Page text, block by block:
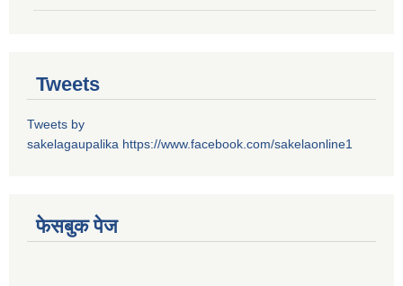
Tweets
Tweets by
sakelagaupalika https://www.facebook.com/sakelaonline1
फेसबुक पेज